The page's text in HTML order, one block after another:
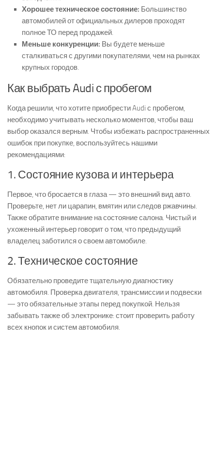
Хорошее техническое состояние: Большинство
автомобилей от официальных дилеров проходят
полное ТО перед продажей.
Меньше конкуренции: Вы будете меньше
сталкиваться с другими покупателями, чем на рынках
крупных городов.
Как выбрать Audi с пробегом
Когда решили, что хотите приобрести Audi с пробегом,
необходимо учитывать несколько моментов, чтобы ваш
выбор оказался верным. Чтобы избежать распространенных
ошибок при покупке, воспользуйтесь нашими
рекомендациями:
1. Состояние кузова и интерьера
Первое, что бросается в глаза — это внешний вид авто.
Проверьте, нет ли царапин, вмятин или следов ржавчины.
Также обратите внимание на состояние салона. Чистый и
ухоженный интерьер говорит о том, что предыдущий
владелец заботился о своем автомобиле.
2. Техническое состояние
Обязательно проведите тщательную диагностику
автомобиля. Проверка двигателя, трансмиссии и подвески
— это обязательные этапы перед покупкой. Нельзя
забывать также об электронике: стоит проверить работу
всех кнопок и систем автомобиля.